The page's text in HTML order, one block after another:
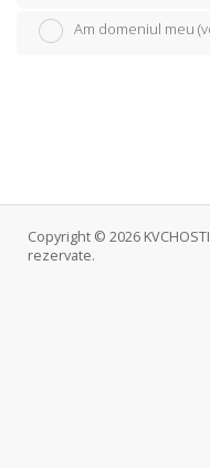
Am domeniul meu
Copyright © 2026
rezervate.